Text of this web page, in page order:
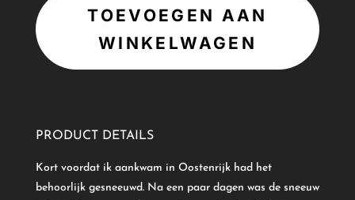
TOEVOEGEN AAN
WINKELWAGEN
PRODUCT DETAILS
Kort voordat ik aankwam in Oostenrijk had het
behoorlijk gesneeuwd. Na een paar dagen was de sneeuw